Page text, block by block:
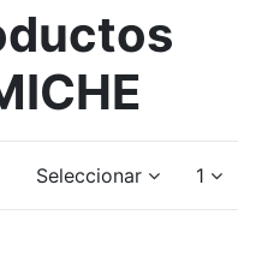
Seleccionar 1